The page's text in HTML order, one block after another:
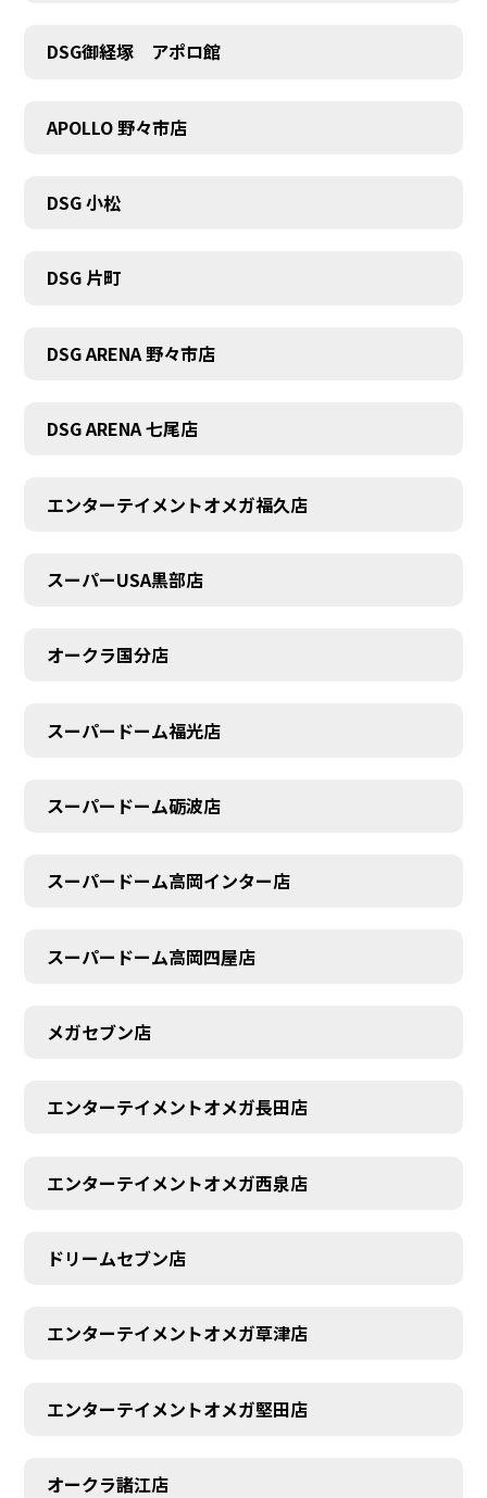
COMPANY
DSG御経塚 アポロ館
APOLLO 野々市店
DSG 小松
DSG 片町
DSG ARENA 野々市店
DSG ARENA 七尾店
エンターテイメントオメガ福久店
スーパーUSA黒部店
オークラ国分店
スーパードーム福光店
スーパードーム砺波店
スーパードーム高岡インター店
スーパードーム高岡四屋店
メガセブン店
エンターテイメントオメガ長田店
エンターテイメントオメガ西泉店
ドリームセブン店
エンターテイメントオメガ草津店
エンターテイメントオメガ堅田店
オークラ諸江店